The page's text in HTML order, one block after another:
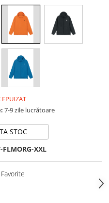
EPUIZAT
7-9 zile lucrătoare
STOC
FLMORG-XXL